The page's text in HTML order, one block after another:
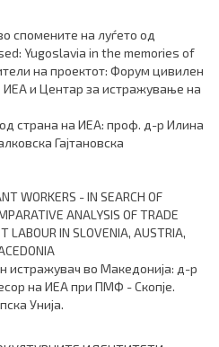
спомените на луѓето од
Yugoslavia in the memories of
на проектот: Форум цивилен
ИЕА и Центар за истражување на
страна на ИЕА: проф. д-р Илина
Гајтановска
WORKERS - IN SEARCH OF
ANALYSIS OF TRADE
LABOUR IN SLOVENIA, AUSTRIA,
истражувач во Македонија: д-р
на ИЕА при ПМФ - Скопје.
Унија.